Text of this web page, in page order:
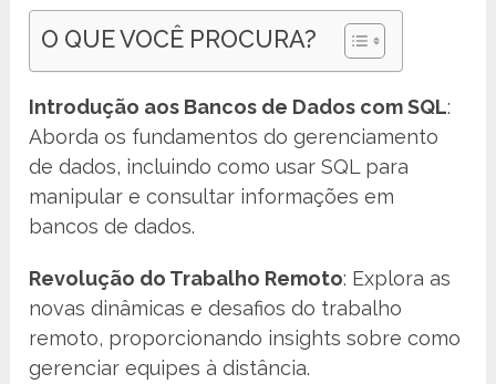
O QUE VOCÊ PROCURA?
Introdução aos Bancos de Dados com SQL:
Aborda os fundamentos do gerenciamento
de dados, incluindo como usar SQL para
manipular e consultar informações em
bancos de dados.
Revolução do Trabalho Remoto: Explora as
novas dinâmicas e desafios do trabalho
remoto, proporcionando insights sobre como
gerenciar equipes à distância.